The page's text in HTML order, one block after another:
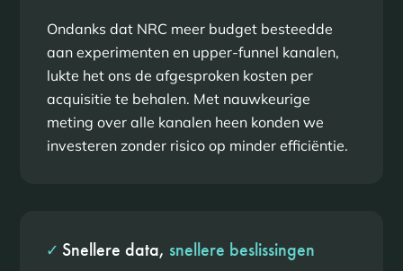
Ondanks dat NRC meer budget besteedde
aan experimenten en upper-funnel kanalen,
lukte het ons de afgesproken kosten per
acquisitie te behalen. Met nauwkeurige
meting over alle kanalen heen konden we
investeren zonder risico op minder efficiëntie.
✓ Snellere data, snellere beslissingen